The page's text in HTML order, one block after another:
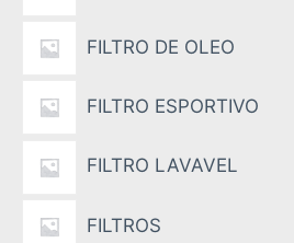
FILTRO DE OLEO
FILTRO ESPORTIVO
FILTRO LAVAVEL
FILTROS